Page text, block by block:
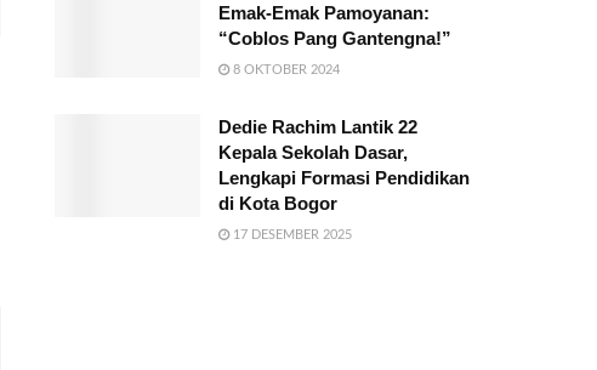
Emak-Emak Pamoyanan:
“Coblos Pang Gantengna!”
8 OKTOBER 2024
Dedie Rachim Lantik 22
Kepala Sekolah Dasar,
Lengkapi Formasi Pendidikan
di Kota Bogor
17 DESEMBER 2025